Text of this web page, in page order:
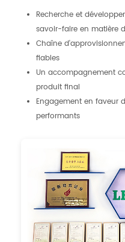
Recherche et
savoir-faire en matière
Chaîne
fiables
Un accompagnement
produit final
Engagement en faveur
performants